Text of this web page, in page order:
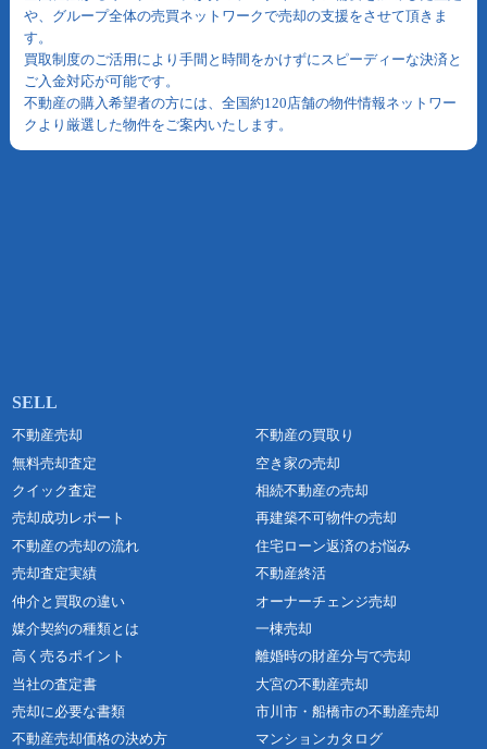
や、グループ全体の売買ネットワークで売却の支援をさせて頂きま
す。
買取制度のご活用により手間と時間をかけずにスピーディーな決済と
ご入金対応が可能です。
不動産の購入希望者の方には、全国約120店舗の物件情報ネットワー
クより厳選した物件をご案内いたします。
不動産売却
無料売却査定
クイック査定
売却成功レポート
不動産の売却の流れ
売却査定実績
仲介と買取の違い
媒介契約の種類とは
高く売るポイント
当社の査定書
売却に必要な書類
不動産売却価格の決め方
不動産の買取り
空き家の売却
相続不動産の売却
再建築不可物件の売却
住宅ローン返済のお悩み
不動産終活
オーナーチェンジ売却
一棟売却
離婚時の財産分与で売却
大宮の不動産売却
市川市・船橋市の不動産売却
マンションカタログ